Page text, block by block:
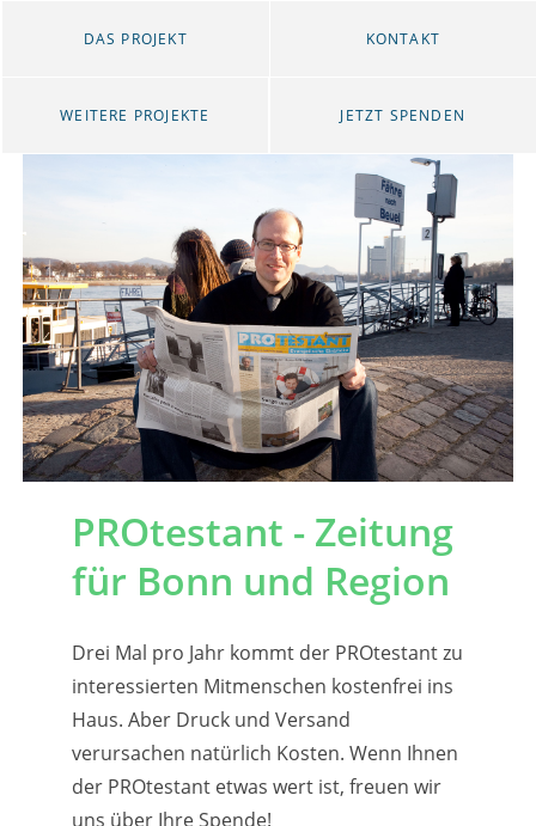
DAS PROJEKT KONTAKT
WEITERE PROJEKTE JETZT SPENDEN
PROtestant - Zeitung
für Bonn und Region
Drei Mal pro Jahr kommt der PROtestant zu
interessierten Mitmenschen kostenfrei ins
Haus. Aber Druck und Versand
verursachen natürlich Kosten. Wenn Ihnen
der PROtestant etwas wert ist, freuen wir
uns über Ihre Spende!